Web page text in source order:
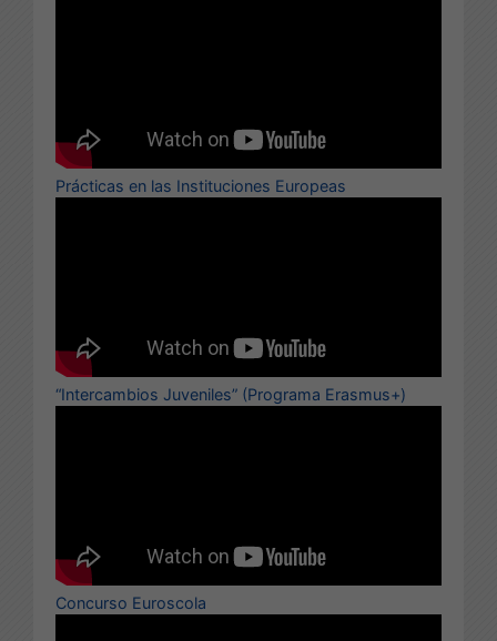
Prácticas en las Instituciones Europeas
“Intercambios Juveniles” (Programa Erasmus+)
Concurso Euroscola